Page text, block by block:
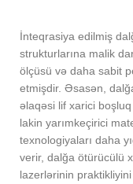
İnteqrasiya edilmiş
strukturlarına malik
ölçüsü və daha sabit
etmişdir. Əsasən,
əlaqəsi lif xarici
lakin yarımkeçirici
texnologiyaları daha
verir, dalğa ötürücülü
lazerlərinin